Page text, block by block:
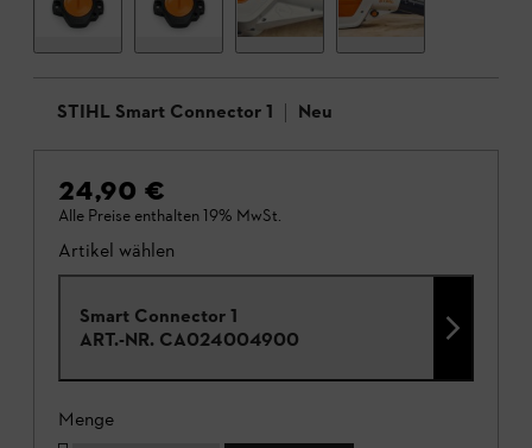
STIHL Smart Connector 1 Neu
24,90 €
Alle Preise enthalten 19% MwSt.
Artikel wählen
Smart Connector 1
ART.-NR. CA024004900
Menge